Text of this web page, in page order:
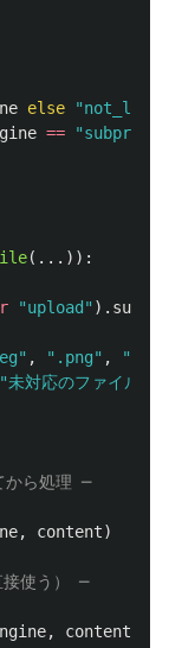
else "
== "
(...)):
"upload " ). suffix
" , " .png" , "
"未対応のファイル
, content)
, content